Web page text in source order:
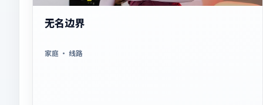
无名边界
家庭 · 线路